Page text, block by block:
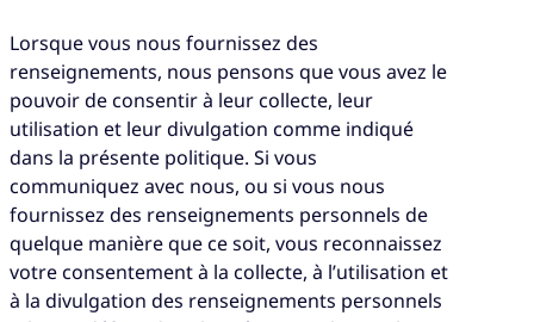
Lorsque vous nous fournissez des
renseignements, nous pensons que vous avez le
pouvoir de consentir à leur collecte, leur
utilisation et leur divulgation comme indiqué
dans la présente politique. Si vous
communiquez avec nous, ou si vous nous
fournissez des renseignements personnels de
quelque manière que ce soit, vous reconnaissez
votre consentement à la collecte, à l’utilisation et
à la divulgation des renseignements personnels